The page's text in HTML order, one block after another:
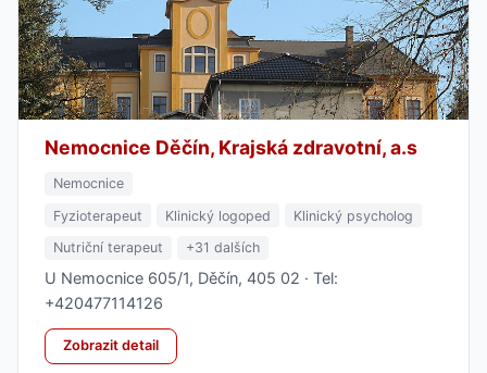
Nemocnice Děčín, Krajská zdravotní, a.s
Nemocnice
Fyzioterapeut
Klinický logoped
Klinický psycholog
Nutriční terapeut
+31 dalších
U Nemocnice 605/1, Děčín, 405 02 · Tel:
+420477114126
Zobrazit detail